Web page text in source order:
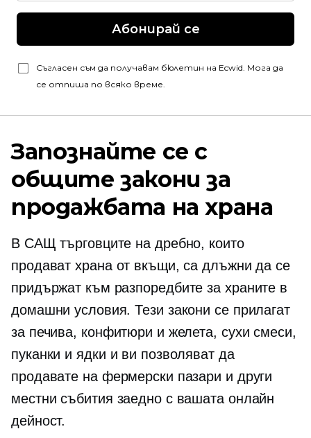
Абонирай се
Съгласен съм да получавам бюлетин на Ecwid. Мога да
се отпиша по всяко време.
Запознайте се с
общите закони за
продажбата на храна
В САЩ търговците на дребно, които
продават храна от вкъщи, са длъжни да се
придържат към разпоредбите за храните в
домашни условия. Тези закони се прилагат
за печива, конфитюри и желета, сухи смеси,
пуканки и ядки и ви позволяват да
продавате на фермерски пазари и други
местни събития заедно с вашата онлайн
дейност.